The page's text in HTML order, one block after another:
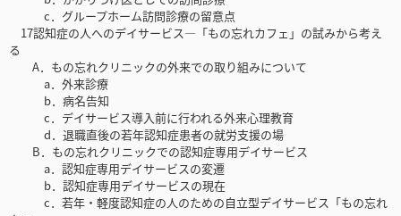
c．グループホーム訪問診療の留意点
17認知症の人へのデイサービス—「もの忘れカフェ」の試みから考え
る
A．もの忘れクリニックの外来での取り組みについて
a．外来診療
b．病名告知
c．デイサービス導入前に行われる外来心理教育
d．退職直後の若年認知症患者の就労支援の場
B．もの忘れクリニックでの認知症専用デイサービス
a．認知症専用デイサービスの変遷
b．認知症専用デイサービスの現在
c．若年・軽度認知症の人のための自立型デイサービス「もの忘れ